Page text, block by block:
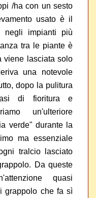
/ha con un sesto
usato è il
negli impianti più
tra le piante è
viene lasciata solo
una notevole
dopo la pulitura
di fioritura e
un'ulteriore
verde" durante la
ma essenziale
tralcio lasciato
Da queste
quasi
grappolo che fa sì